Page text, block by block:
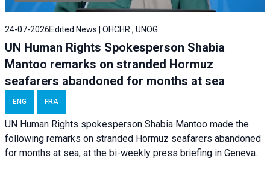
24-07-2026 Edited News | OHCHR , UNOG
UN Human Rights Spokesperson Shabia
Mantoo remarks on stranded Hormuz
seafarers abandoned for months at sea
ENG FRA
UN Human Rights spokesperson Shabia Mantoo made the
following remarks on stranded Hormuz seafarers abandoned
for months at sea, at the bi-weekly press briefing in Geneva.